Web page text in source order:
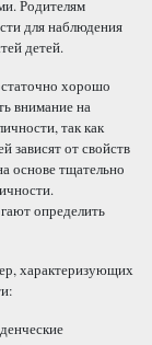
Родителям
для наблюдения
детей.
хорошо
внимание на
так как
зависят от свойств
основе тщательно
определить
характеризующих